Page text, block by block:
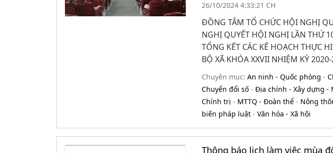
26/10/2024 4:33:21 CH
ĐỒNG TÂM TỔ CHỨC HỘI NGHỊ
NGHỊ QUYẾT HỘI NGHỊ LẦN THỨ
TỔNG KẾT CÁC KẾ HOẠCH THỰC
BỘ XÃ KHÓA XXVII NHIỆM KỲ
Chuyên mục:An ninh - Quốc phòng -
Chuyển đổi số -Địa chính - Xây dựng -
Chính trị - MTTQ - Đoàn thể - Nông
biến pháp luật -Văn hóa - Xã hội
Thông báo lịch làm việc mùa